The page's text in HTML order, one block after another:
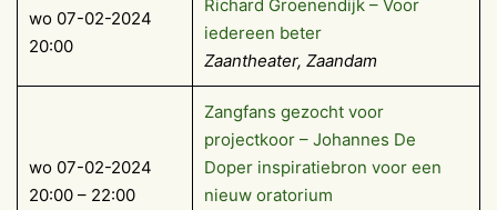
wo 07-02-2024
20:00
Richard Groenendijk – Voor
iedereen beter
Zaantheater, Zaandam
wo 07-02-2024
20:00 – 22:00
Zangfans gezocht voor
projectkoor – Johannes De
Doper inspiratiebron voor een
nieuw oratorium